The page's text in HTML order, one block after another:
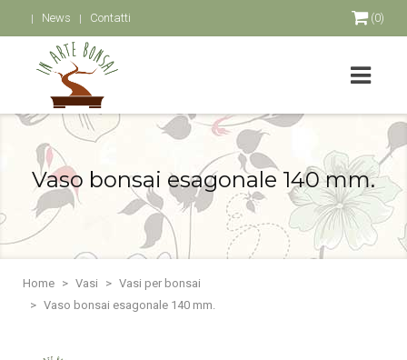
News Contatti (0)
Vaso bonsai esagonale 140 mm.
Home Vasi
Vasi per bonsai
Vaso bonsai esagonale 140 mm.